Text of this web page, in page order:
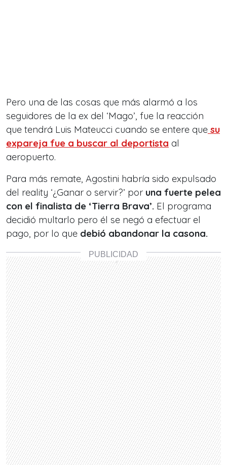
Pero una de las cosas que más alarmó a los
seguidores de la ex del ‘Mago’, fue la reacción
que tendrá Luis Mateucci cuando se entere que su
expareja fue a buscar al deportista al
aeropuerto.
Para más remate, Agostini habría sido expulsado
del reality ‘¿Ganar o servir?’ por una fuerte pelea
con el finalista de ‘Tierra Brava’. El programa
decidió multarlo pero él se negó a efectuar el
pago, por lo que debió abandonar la casona.